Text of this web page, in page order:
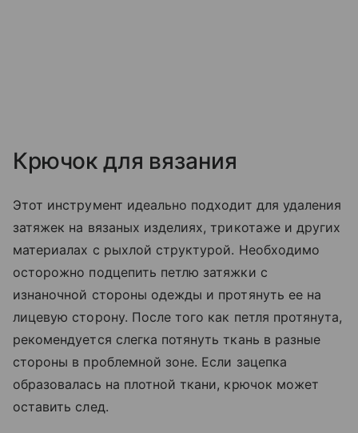
Крючок для вязания
Этот инструмент идеально подходит для удаления
затяжек на вязаных изделиях, трикотаже и других
материалах с рыхлой структурой. Необходимо
осторожно подцепить петлю затяжки с
изнаночной стороны одежды и протянуть ее на
лицевую сторону. После того как петля протянута,
рекомендуется слегка потянуть ткань в разные
стороны в проблемной зоне. Если зацепка
образовалась на плотной ткани, крючок может
оставить след.